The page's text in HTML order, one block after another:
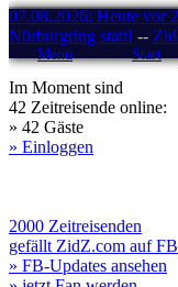
07.08.2026: Heute vor
Nürburgring statt! --
Menü Start
Im Moment sind
42 Zeitreisende online:
» 42 Gäste
» Einloggen
2000 Zeitreisenden
gefällt ZidZ.com auf FB
» FB-Updates ansehen